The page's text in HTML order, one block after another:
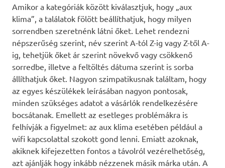
Amikor a kategóriák között kiválasztjuk, hogy „aux
klima”, a találatok fölött beállíthatjuk, hogy milyen
sorrendben szeretnénk látni őket. Lehet rendezni
népszerűség szerint, név szerint A-tól Z-ig vagy Z-től A-
ig, tehetjük őket ár szerint növekvő vagy csökkenő
sorredbe, illetve a feltöltés dátuma szerint is sorba
állíthatjuk őket. Nagyon szimpatikusnak találtam, hogy
az egyes készülékek leírásában nagyon pontosak,
minden szükséges adatot a vásárlók rendelkezésére
bocsátanak. Emellett az esetleges problémákra is
felhívják a figyelmet: az aux klima esetében például a
wifi kapcsolattal szokott gond lenni. Emiatt azoknak,
akiknek kifejezetten fontos a távolról vezérelhetőség,
azt ajánlják hogy inkább nézzenek másik márka után. A